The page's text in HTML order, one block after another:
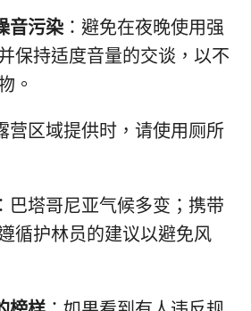
音污染：避免在夜晚使用强
保持适度音量的交谈，以不
。
营区域提供时，请使用厕所
：巴塔哥尼亚气候多变；携带
循护林员的建议以避免风